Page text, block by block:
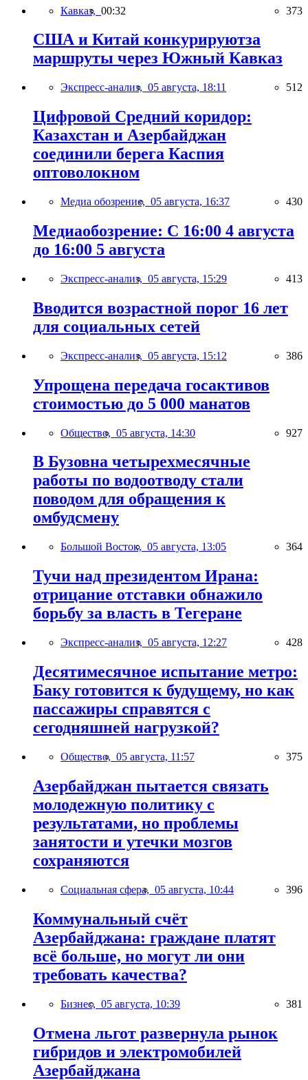
Кавказ, 00:32 373
США и Китай конкурируютза
маршруты через Южный Кавказ
Экспресс-анализ, 05 августа, 18:11 512
Цифровой Средний коридор:
Казахстан и Азербайджан
соединили берега Каспия
оптоволокном
Медиа обозрение, 05 августа, 16:37 430
Медиаобозрение: С 16:00 4 августа
до 16:00 5 августа
Экспресс-анализ, 05 августа, 15:29 413
Вводится возрастной порог 16 лет
для социальных сетей
Экспресс-анализ, 05 августа, 15:12 386
Упрощена передача госактивов
стоимостью до 5 000 манатов
Общество, 05 августа, 14:30 927
В Бузовна четырехмесячные
работы по водоотводу стали
поводом для обращения к
омбудсмену
Большой Восток, 05 августа, 13:05 364
Тучи над президентом Ирана:
отрицание отставки обнажило
борьбу за власть в Тегеране
Экспресс-анализ, 05 августа, 12:27 428
Десятимесячное испытание метро:
Баку готовится к будущему, но как
пассажиры справятся с
сегодняшней нагрузкой?
Общество, 05 августа, 11:57 375
Азербайджан пытается связать
молодежную политику с
результатами, но проблемы
занятости и утечки мозгов
сохраняются
Социальная сфера, 05 августа, 10:44 396
Коммунальный счёт
Азербайджана: граждане платят
всё больше, но могут ли они
требовать качества?
Бизнес, 05 августа, 10:39 381
Отмена льгот развернула рынок
гибридов и электромобилей
Азербайджана